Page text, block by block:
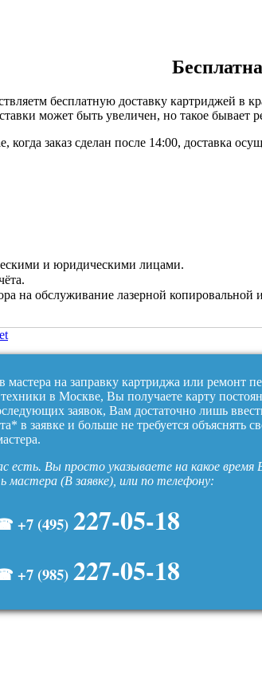
бесплатную доставку картриджей в
может быть увеличен, но такое бывает
когда заказ сделан после 14:00, доставка
и юридическими лицами.
на обслуживание лазерной копировальной
мастера на заправку картриджа или ремонт
в Москве, Вы получаете карту
заявок, Вам достаточно лишь
в заявке и больше не требуется объяснять
есть. Вы просто указываете на какое время
мастера (В заявке), или по телефону:
+7 (495) 227-05-18
+7 (985) 227-05-18